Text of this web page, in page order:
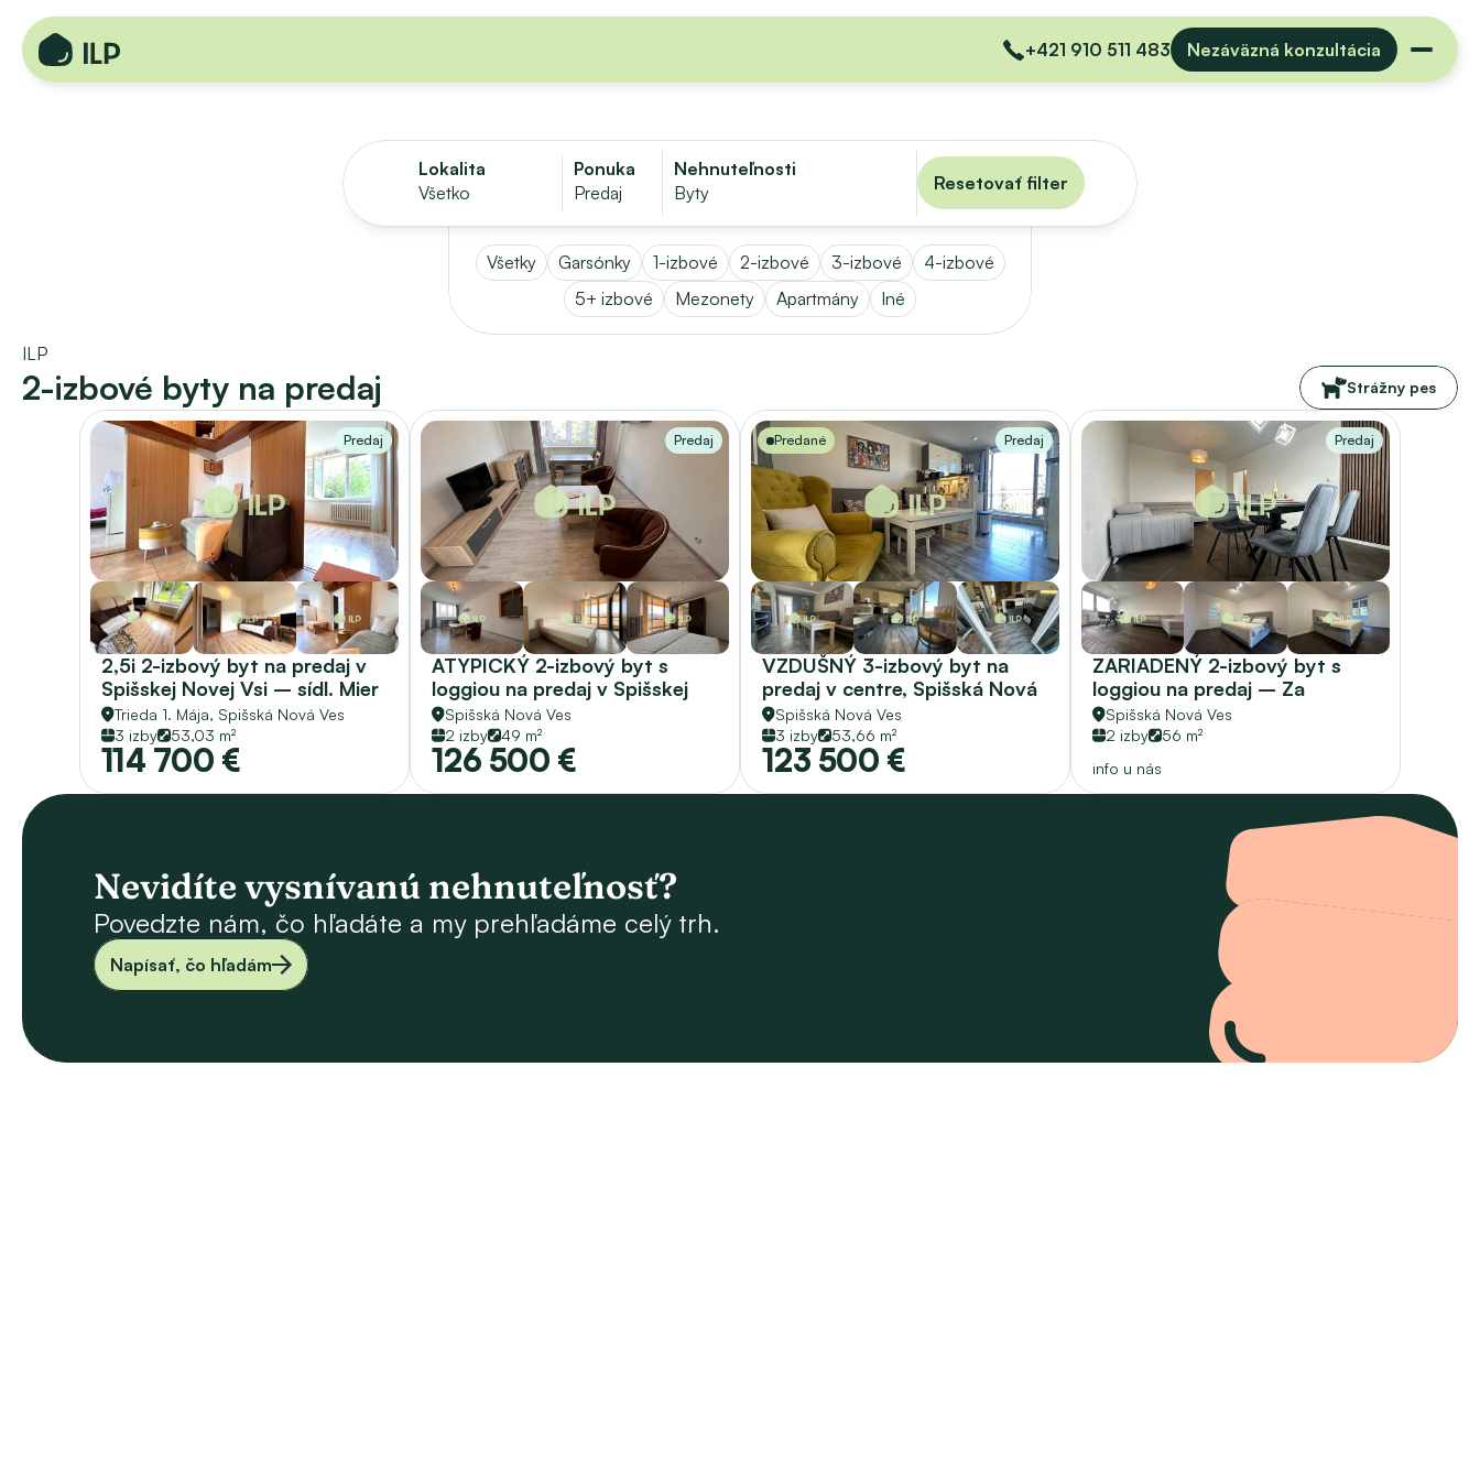
+421 910 511 483 Nezáväzná konzultácia
Lokalita
Všetko
Ponuka
Predaj
Nehnuteľnosti
Byty
Resetovať filter
Všetky Garsónky 1-izbové 2-izbové 3-izbové
4-izbové
5+ izbové
Mezonety Apartmány Iné
ILP
2-izbové byty na predaj Strážny pes
Predaj
2,5i 2-izbový byt na predaj v
Spišskej Novej Vsi – sídl. Mier
Trieda 1. Mája, Spišská Nová Ves
3 izby
53,03 m²
114 700 €
Predaj
ATYPICKÝ 2-izbový byt s
loggiou na predaj v Spišskej
Novej Vsi - centrum
Spišská Nová Ves
2 izby
49 m²
126 500 €
Predané Predaj
VZDUŠNÝ 3-izbový byt na
predaj v centre, Spišská Nová
VesSpišská Nová Ves
3 izby
53,66 m²
123 500 €
Predaj
ZARIADENÝ 2-izbový byt s
loggiou na predaj – Za
Hornádom
Spišská Nová Ves
2 izby
56 m²
info u nás
Nevidíte vysnívanú nehnuteľnosť?
Povedzte nám, čo hľadáte a my prehľadáme celý trh.
Napísať, čo hľadám